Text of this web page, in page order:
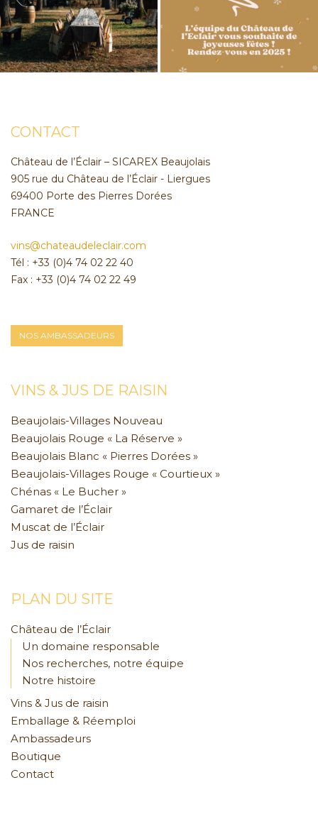
CONTACT
Château de l’Éclair – SICAREX Beaujolais
905 rue du Château de l’Éclair - Liergues
69400 Porte des Pierres Dorées
FRANCE
vins@chateaudeleclair.com
Tél : +33 (0)4 74 02 22 40
Fax : +33 (0)4 74 02 22 49
NOS AMBASSADEURS
VINS & JUS DE RAISIN
Beaujolais-Villages Nouveau
Beaujolais Rouge « La Réserve »
Beaujolais Blanc « Pierres Dorées »
Beaujolais-Villages Rouge « Courtieux »
Chénas « Le Bucher »
Gamaret de l’Éclair
Muscat de l’Éclair
Jus de raisin
PLAN DU SITE
Château de l’Éclair
Un domaine responsable
Nos recherches, notre équipe
Notre histoire
Vins & Jus de raisin
Emballage & Réemploi
Ambassadeurs
Boutique
Contact